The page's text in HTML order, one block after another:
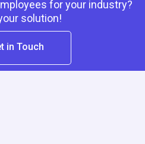
for your industry?
solution!
in Touch